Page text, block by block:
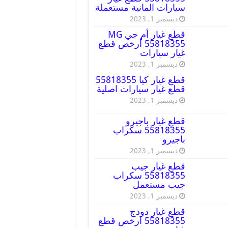
سيارات المانية مستعملة
ديسمبر 1, 2023
قطع غيار أم جي MG
55818355 أرخص قطع
غيار سيارات
ديسمبر 1, 2023
قطع غيار كيا 55818355
قطع غيار سيارات اصلية
ديسمبر 1, 2023
قطع غيار باجيرو
55818355 سكراب
باجيرو
ديسمبر 1, 2023
قطع غيار جيب
55818355 سكراب
جيب مستعمل
ديسمبر 1, 2023
قطع غيار دودج
55818355 ارخص قطع